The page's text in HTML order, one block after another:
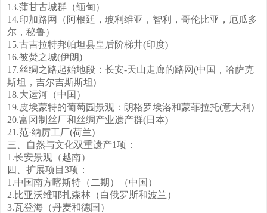
13.蒲甘古城群（缅甸）
14.印加路网（阿根廷，玻利维亚，智利，哥伦比亚，厄瓜多
尔，秘鲁）
15.古吉拉特邦帕坦县皇后阶梯井(印度)
16.被焚之城(伊朗)
17.丝绸之路起始地段：长安-天山走廊的路网(中国，哈萨克
斯坦，吉尔吉斯斯坦)
18.大运河（中国）
19.皮埃蒙特的葡萄园景观：朗格罗埃洛和蒙菲拉托(意大利)
20.富冈制丝厂和丝绸产业遗产群(日本)
21.范·纳厉工厂(荷兰)
三、自然与文化双重遗产1项：
1.长安景观（越南）
四、扩展项目3项：
1.中国南方喀斯特（二期）（中国）
2.比亚沃维耶扎森林（白俄罗斯和波兰）
3.瓦登海（丹麦和德国）